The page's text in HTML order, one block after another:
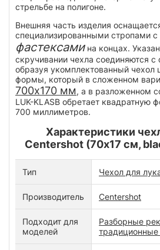
стрельбе на полигоне.
Внешняя часть изделия
специализированными стропами
фастексамина концах.
скручивании чехла соединяются
образуя укомплектованный чехол
формы, который в сложенном
700х170 мм, а в разложенном
LUK-KLASB обретает квадратную
700 миллиметров.
Характеристики
Centershot (70х17 см,
Тип Чехол для
Производитель Centershot
Подходит для
моделей
Разборные
традиционные